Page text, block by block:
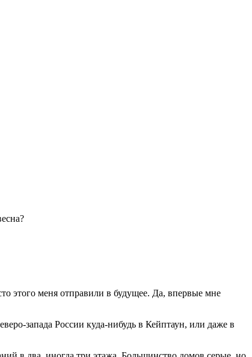
этого меня отправили в будущее. Да, впервые мне
запада России куда-нибудь в Кейптаун, или даже в